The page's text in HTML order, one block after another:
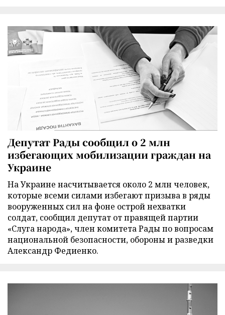
Депутат Рады сообщил о 2 млн
избегающих мобилизации граждан на
Украине
На Украине насчитывается около 2 млн человек,
которые всеми силами избегают призыва в ряды
вооруженных сил на фоне острой нехватки
солдат, сообщил депутат от правящей партии
«Слуга народа», член комитета Рады по вопросам
национальной безопасности, обороны и разведки
Александр Федиенко.